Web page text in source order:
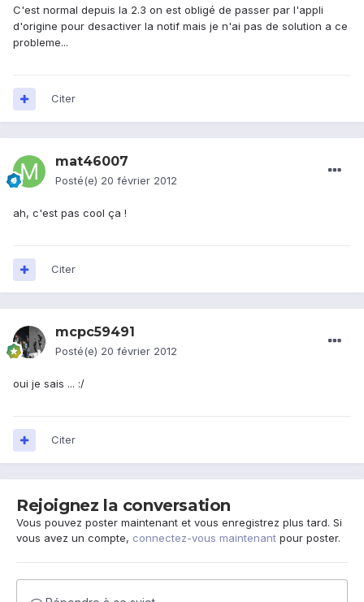
C'est normal depuis la 2.3 on est obligé de passer par l'appli
d'origine pour desactiver la notif mais je n'ai pas de solution a ce
probleme...
Citer
mat46007
Posté(e) 20 février 2012
ah, c'est pas cool ça !
Citer
mcpc59491
Posté(e) 20 février 2012
oui je sais ... :/
Citer
Rejoignez la conversation
Vous pouvez poster maintenant et vous enregistrez plus tard. Si
vous avez un compte, connectez-vous maintenant pour poster.